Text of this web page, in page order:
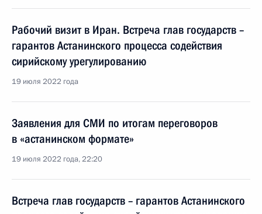
Рабочий визит в Иран. Встреча глав государств –
гарантов Астанинского процесса содействия
сирийскому урегулированию
19 июля 2022 года
Заявления для СМИ по итогам переговоров
в «астанинском формате»
19 июля 2022 года, 22:20
Встреча глав государств – гарантов Астанинского